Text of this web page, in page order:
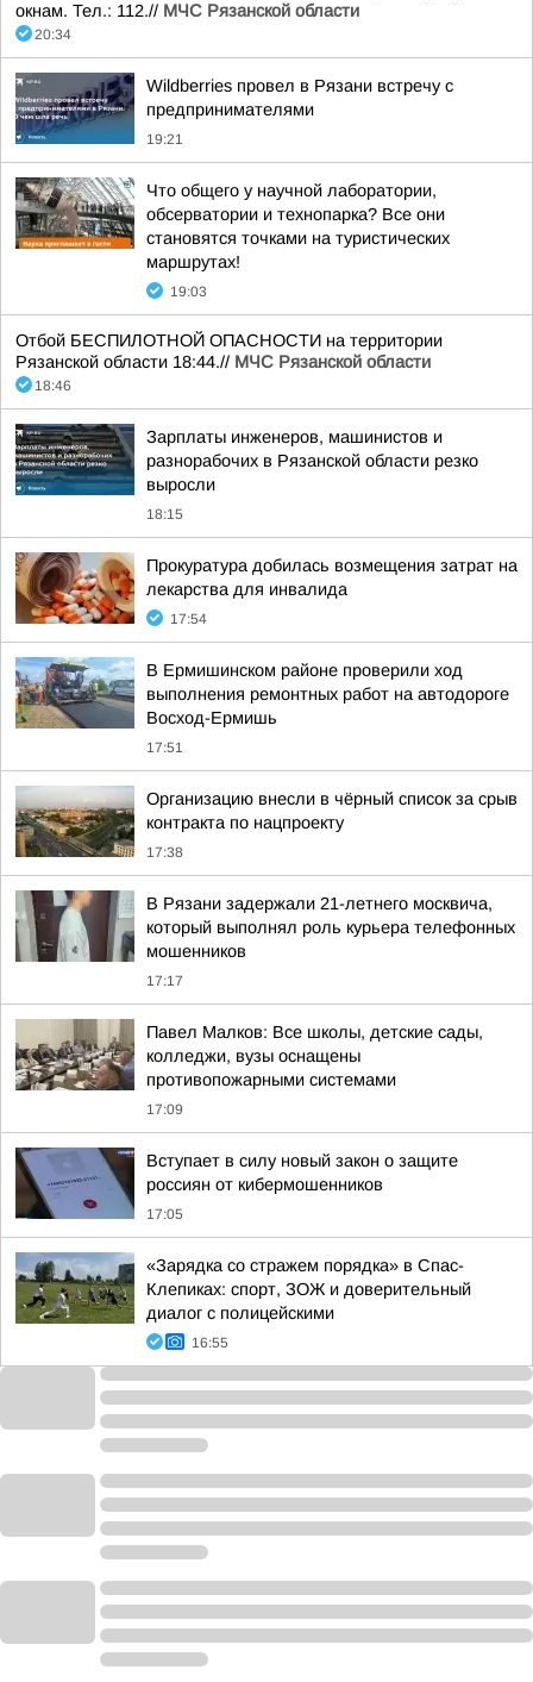
окнам. Тел.: 112.// МЧС Рязанской области
20:34
Wildberries провел в Рязани встречу с
предпринимателями
19:21
Что общего у научной лаборатории,
обсерватории и технопарка? Все они
становятся точками на туристических
маршрутах!
19:03
Отбой БЕСПИЛОТНОЙ ОПАСНОСТИ на территории
Рязанской области 18:44.// МЧС Рязанской области
18:46
Зарплаты инженеров, машинистов и
разнорабочих в Рязанской области резко
выросли
18:15
Прокуратура добилась возмещения затрат на
лекарства для инвалида
17:54
В Ермишинском районе проверили ход
выполнения ремонтных работ на автодороге
Восход-Ермишь
17:51
Организацию внесли в чёрный список за срыв
контракта по нацпроекту
17:38
В Рязани задержали 21-летнего москвича,
который выполнял роль курьера телефонных
мошенников
17:17
Павел Малков: Все школы, детские сады,
колледжи, вузы оснащены
противопожарными системами
17:09
Вступает в силу новый закон о защите
россиян от кибермошенников
17:05
«Зарядка со стражем порядка» в Спас-
Клепиках: спорт, ЗОЖ и доверительный
диалог с полицейскими
16:55